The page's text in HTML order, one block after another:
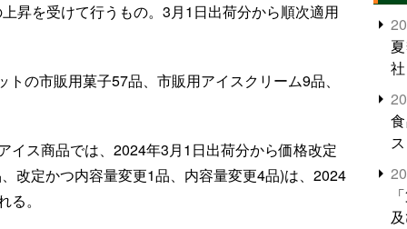
昇を受けて行うもの。3月1日出荷分から順次適用
の市販用菓子57品、市販用アイスクリーム9品、
イス商品では、2024年3月1日出荷分から価格改定
改定かつ内容量変更1品、内容量変更4品)は、2024
。
社